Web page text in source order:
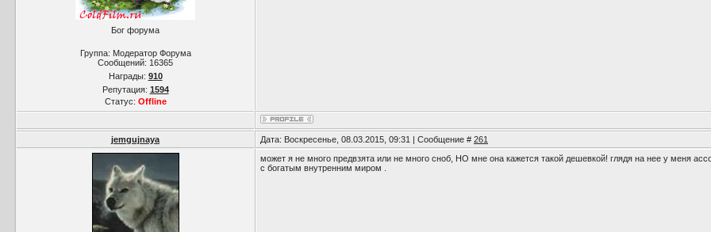
Бог форума
Группа: Модератор Форума
Сообщений: 16365
Награды: 910
Репутация: 1594
Статус: Offline
jemgujnaya Дата: Воскресенье, 08.03.2015, 09:31 | Сообщение # 261
может я не много предвзята или не много сноб, НО мне она кажется такой дешевкой! глядя на нее у меня
с богатым внутренним миром .